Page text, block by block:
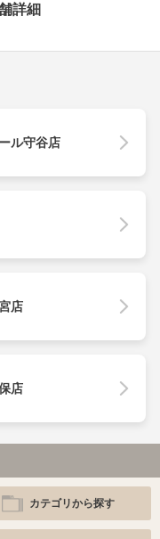
詳細
ル守谷店
店
店
カテゴリから探す